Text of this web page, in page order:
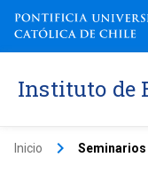
Instituto de
Inicio keyboard_arrow_right Seminarios